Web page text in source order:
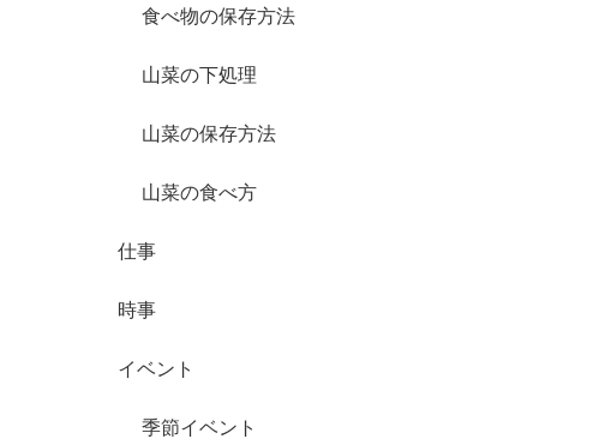
食べ物の保存方法
山菜の下処理
山菜の保存方法
山菜の食べ方
仕事
時事
イベント
季節イベント